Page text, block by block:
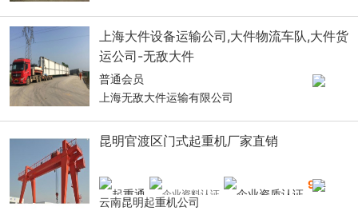
上海大件设备运输公司,大件物流车队,大件货
运公司-无敌大件
普通会员
上海无敌大件运输有限公司
昆明官渡区门式起重机厂家直销
9年
云南昆明起重机公司